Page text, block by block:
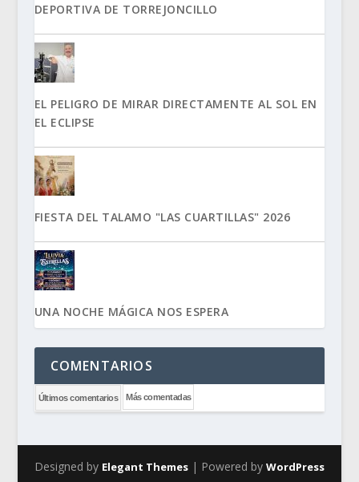
DEPORTIVA DE TORREJONCILLO
EL PELIGRO DE MIRAR DIRECTAMENTE AL SOL EN
EL ECLIPSE
FIESTA DEL TALAMO "LAS CUARTILLAS" 2026
UNA NOCHE MÁGICA NOS ESPERA
COMENTARIOS
Últimos comentarios Más comentadas
Designed by Elegant Themes| Powered by WordPress